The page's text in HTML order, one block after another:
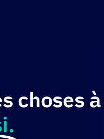
choses à